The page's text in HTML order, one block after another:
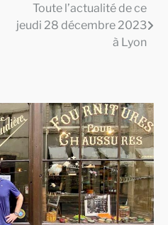
Toute l’actualité de ce
jeudi 28 décembre 2023
à Lyon